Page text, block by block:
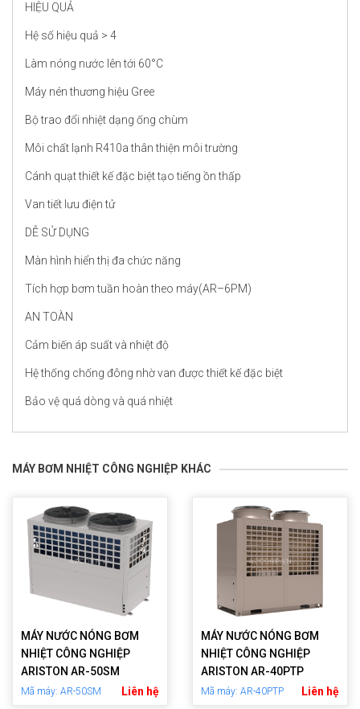
HIỆU QUẢ
Hệ số hiệu quả > 4
Làm nóng nước lên tới 60°C
Máy nén thương hiệu Gree
Bộ trao đổi nhiệt dạng ống chùm
Môi chất lạnh R410a thân thiện môi trường
Cánh quạt thiết kế đặc biệt tạo tiếng ồn thấp
Van tiết lưu điện tử
DỄ SỬ DỤNG
Màn hình hiển thị đa chức năng
Tích hợp bơm tuần hoàn theo máy(AR–6PM)
AN TOÀN
Cảm biến áp suất và nhiệt độ
Hệ thống chống đông nhờ van được thiết kế đặc biệt
Bảo vệ quá dòng và quá nhiệt
MÁY BƠM NHIỆT CÔNG NGHIỆP KHÁC
MÁY NƯỚC NÓNG BƠM
NHIỆT CÔNG NGHIỆP
ARISTON AR-50SM
Mã máy: AR-50SM Liên hệ
MÁY NƯỚC NÓNG BƠM
NHIỆT CÔNG NGHIỆP
ARISTON AR-40PTP
Mã máy: AR-40PTP Liên hệ